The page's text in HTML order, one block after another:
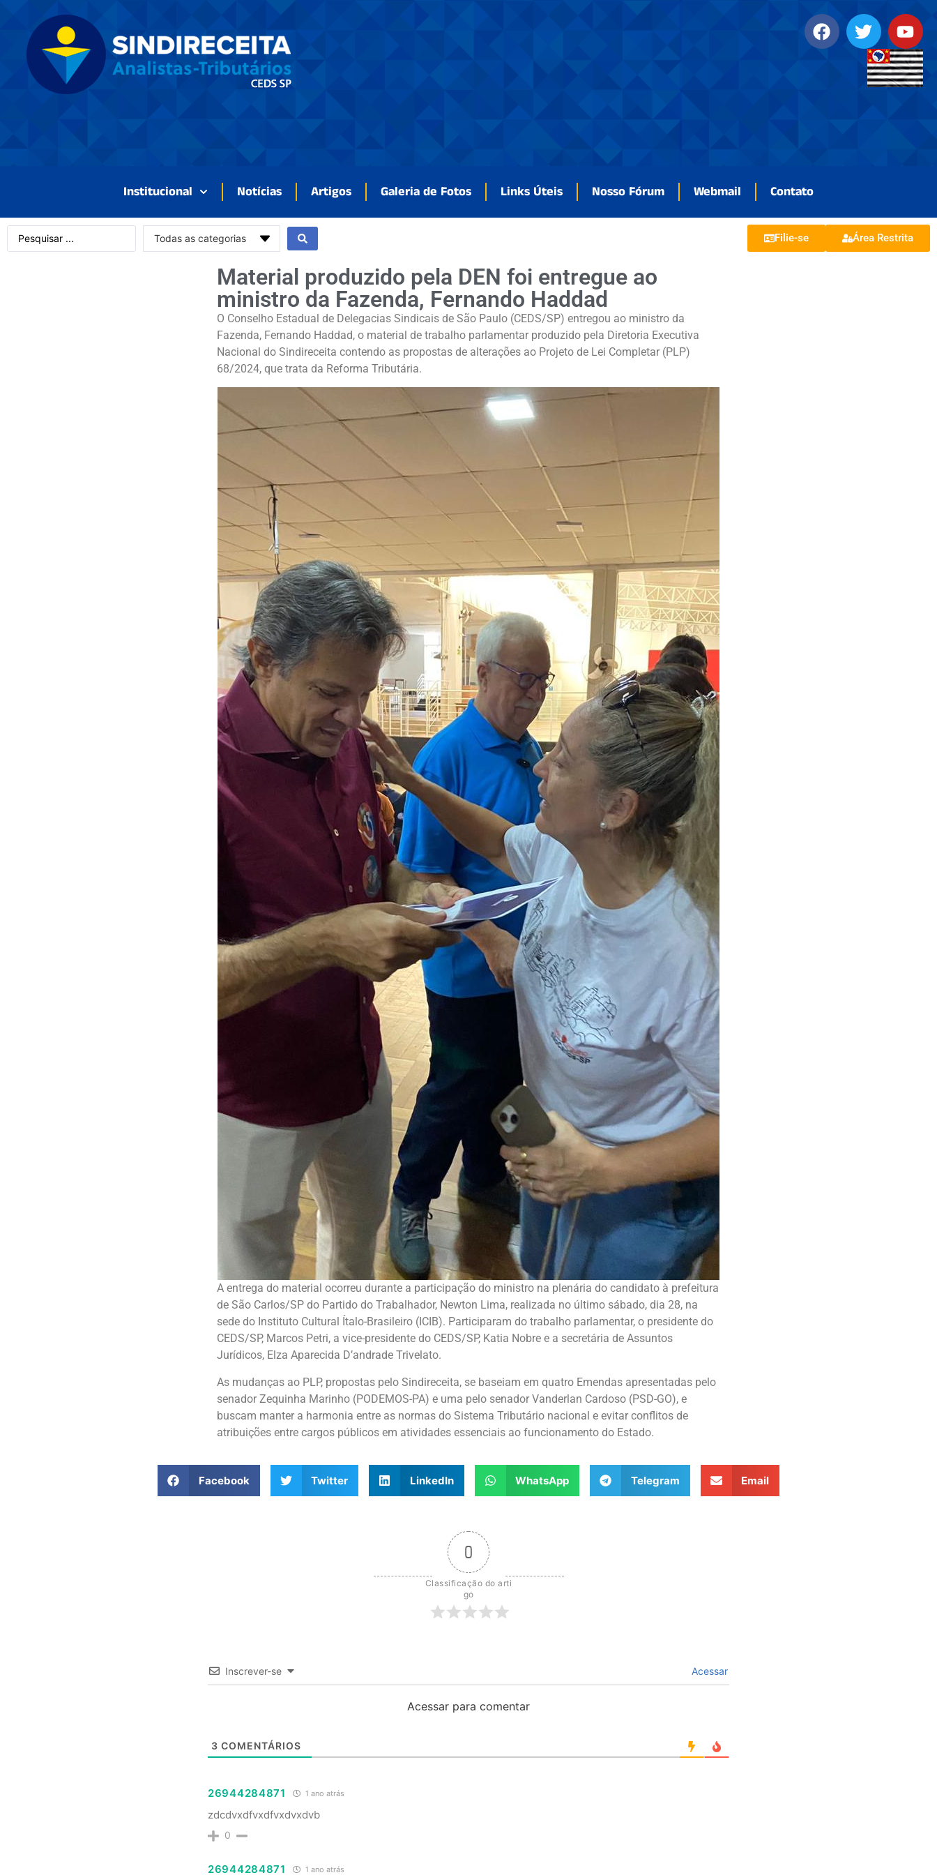
Institucional Notícias Artigos Galeria de Fotos Links Úteis Nosso Fórum Webmail Contato
Todas as categorias Filie-se Área Restrita
Material produzido pela DEN foi entregue ao
ministro da Fazenda, Fernando Haddad
O Conselho Estadual de Delegacias Sindicais de São Paulo (CEDS/SP) entregou ao ministro da
Fazenda, Fernando Haddad, o material de trabalho parlamentar produzido pela Diretoria Executiva
Nacional do Sindireceita contendo as propostas de alterações ao Projeto de Lei Completar (PLP)
68/2024, que trata da Reforma Tributária.
A entrega do material ocorreu durante a participação do ministro na plenária do candidato à prefeitura
de São Carlos/SP do Partido do Trabalhador, Newton Lima, realizada no último sábado, dia 28, na
sede do Instituto Cultural Ítalo-Brasileiro (ICIB). Participaram do trabalho parlamentar, o presidente do
CEDS/SP, Marcos Petri, a vice-presidente do CEDS/SP, Katia Nobre e a secretária de Assuntos
Jurídicos, Elza Aparecida D’andrade Trivelato.
As mudanças ao PLP, propostas pelo Sindireceita, se baseiam em quatro Emendas apresentadas pelo
senador Zequinha Marinho (PODEMOS-PA) e uma pelo senador Vanderlan Cardoso (PSD-GO), e
buscam manter a harmonia entre as normas do Sistema Tributário nacional e evitar conflitos de
atribuições entre cargos públicos em atividades essenciais ao funcionamento do Estado.
Facebook Twitter LinkedIn WhatsApp Telegram Email
0
Classificação do arti
go
Inscrever-se Acessar
Acessar para comentar
3 COMENTÁRIOS
26944284871 1 ano atrás
zdcdvxdfvxdfvxdvxdvb
0
26944284871 1 ano atrás